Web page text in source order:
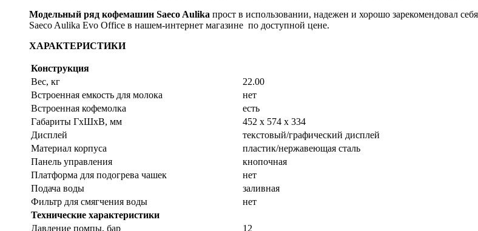
Модельный ряд кофемашин Saeco Aulika прост в использовании, надежен и хорошо зарекомендовал
Saeco Aulika Evo Office в нашем-интернет магазине по доступной цене.
ХАРАКТЕРИСТИКИ
Конструкция
Вес, кг
22.00
Встроенная емкость для молока
нет
Встроенная кофемолка
есть
Габариты ГхШхВ, мм
452 х 574 х 334
Дисплей
текстовый/графический дисплей
Материал корпуса
пластик/нержавеющая сталь
Панель управления
кнопочная
Платформа для подогрева чашек
нет
Подача воды
заливная
Фильтр для смягчения воды
нет
Технические характеристики
Давление помпы, бар
12